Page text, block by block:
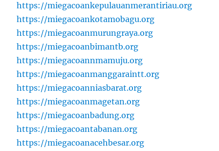
https://miegacoankepulauanmerantiriau.org
https://miegacoankotamobagu.org
https://miegacoanmurungraya.org
https://miegacoanbimantb.org
https://miegacoannmamuju.org
https://miegacoanmanggaraintt.org
https://miegacoanniasbarat.org
https://miegacoanmagetan.org
https://miegacoanbadung.org
https://miegacoantabanan.org
https://miegacoanacehbesar.org